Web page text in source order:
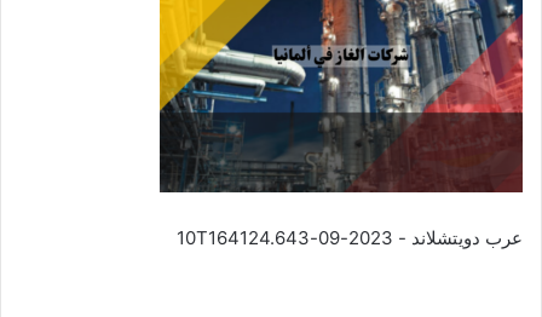
عرب دويتشلاند - 2023-09-10T164124.643